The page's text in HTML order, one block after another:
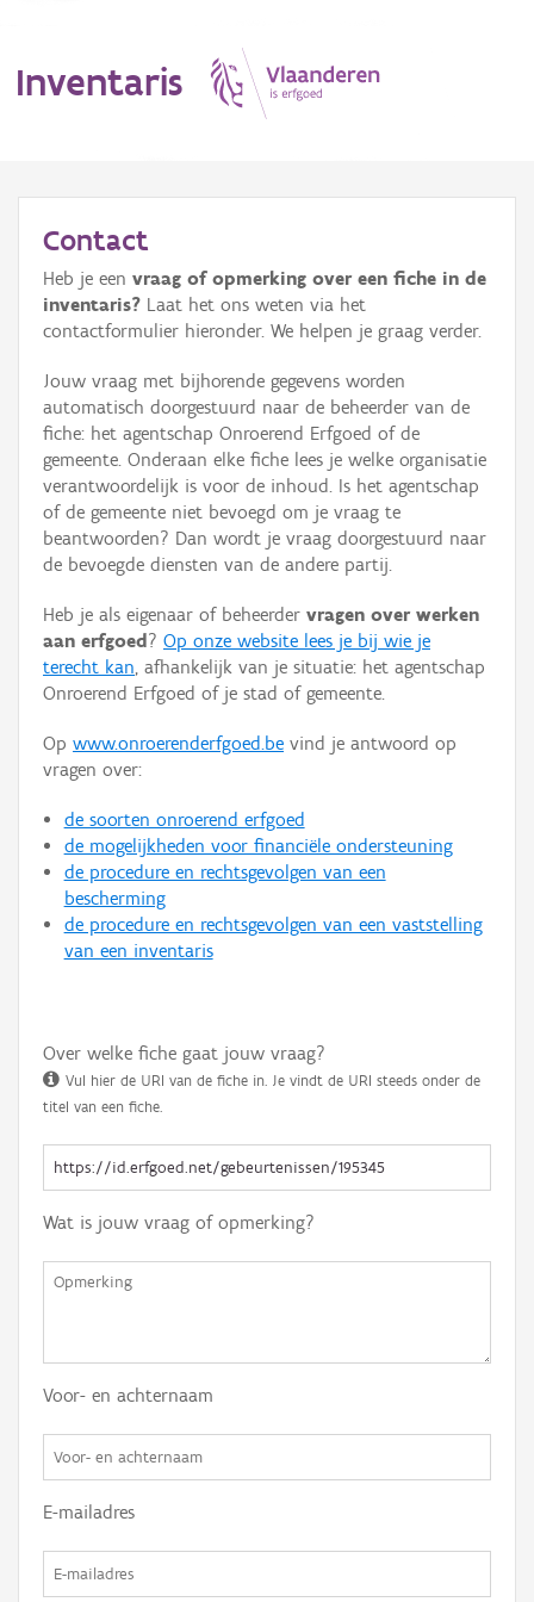
Inventaris
Erfgoedobject
Aanduidingsobject
Waarneming
Thema
Gebeurtenis
Persoon of collectief
Hergebruik
Aanmelden
Contact
Heb je een vraag of opmerking over een fiche in de
inventaris? Laat het ons weten via het
contactformulier hieronder. We helpen je graag verder.
Jouw vraag met bijhorende gegevens worden
automatisch doorgestuurd naar de beheerder van de
fiche: het agentschap Onroerend Erfgoed of de
gemeente. Onderaan elke fiche lees je welke organisatie
verantwoordelijk is voor de inhoud. Is het agentschap
of de gemeente niet bevoegd om je vraag te
beantwoorden? Dan wordt je vraag doorgestuurd naar
de bevoegde diensten van de andere partij.
Heb je als eigenaar of beheerder vragen over werken
aan erfgoed ? Op onze website lees je bij wie je
terecht kan, afhankelijk van je situatie: het agentschap
Onroerend Erfgoed of je stad of gemeente.
Op www.onroerenderfgoed.be vind je antwoord op
vragen over:
de soorten onroerend erfgoed
de mogelijkheden voor financiële ondersteuning
de procedure en rechtsgevolgen van een
bescherming
de procedure en rechtsgevolgen van een vaststelling
van een inventaris
Over welke fiche gaat jouw vraag?
Vul hier de URI van de fiche in. Je vindt de URI steeds onder de
titel van een fiche.
Wat is jouw vraag of opmerking?
Voor- en achternaam
E-mailadres